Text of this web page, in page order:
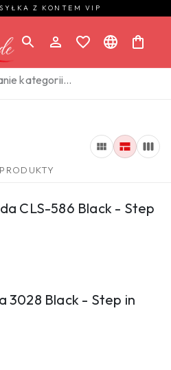
Z KONTEM VIP
kategorii…
DO PRODUKTU
CLS-586 Black - Step
PRODUKTU
3028 Black - Step in
PRODUKTU